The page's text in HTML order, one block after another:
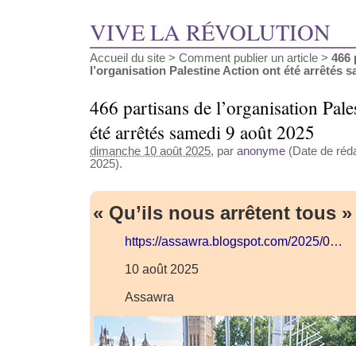
VIVE LA RÉVOLUTION
Accueil du site > Comment publier un article > 466
l’organisation Palestine Action ont été arrêtés
466 partisans de l’organisation
été arrêtés samedi 9 août 2025
dimanche 10 août 2025, par anonyme (Date de
2025).
« Qu’ils nous arrêtent tous »
https://assawra.blogspot.com/2025/0…
10 août 2025
Assawra